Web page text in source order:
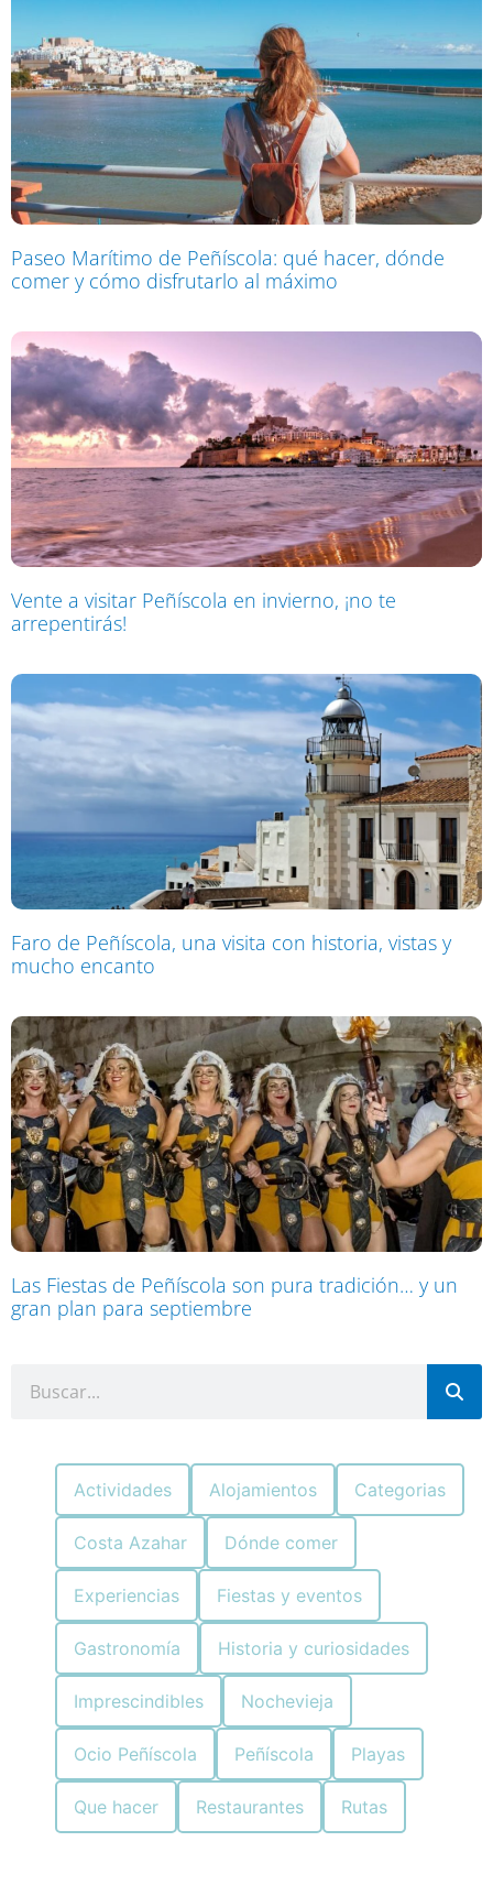
Paseo Marítimo de Peñíscola: qué hacer, dónde
comer y cómo disfrutarlo al máximo
Vente a visitar Peñíscola en invierno, ¡no te
arrepentirás!
Faro de Peñíscola, una visita con historia, vistas y
mucho encanto
Las Fiestas de Peñíscola son pura tradición… y un
gran plan para septiembre
Actividades Alojamientos Categorias
Costa Azahar Dónde comer
Experiencias Fiestas y eventos
Gastronomía Historia y curiosidades
Imprescindibles Nochevieja
Ocio Peñíscola Peñíscola Playas
Que hacer Restaurantes Rutas